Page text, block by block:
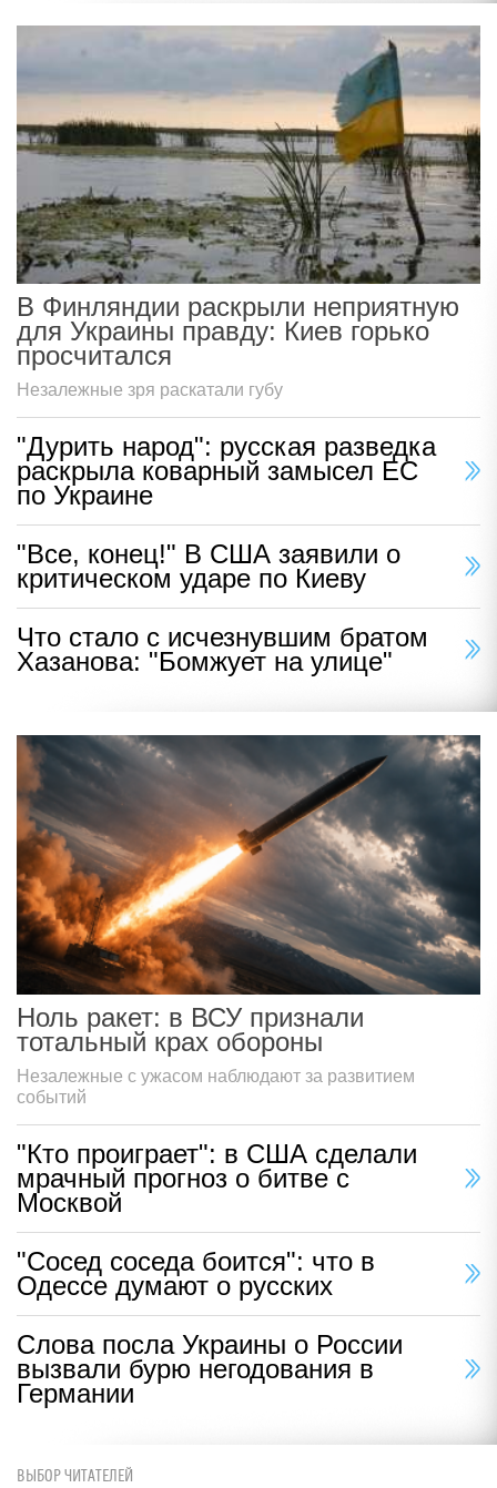
В Финляндии раскрыли неприятную
для Украины правду: Киев горько
просчитался
Незалежные зря раскатали губу
"Дурить народ": русская разведка
раскрыла коварный замысел ЕС
по Украине
"Все, конец!" В США заявили о
критическом ударе по Киеву
Что стало с исчезнувшим братом
Хазанова: "Бомжует на улице"
Ноль ракет: в ВСУ признали
тотальный крах обороны
Незалежные с ужасом наблюдают за развитием
событий
"Кто проиграет": в США сделали
мрачный прогноз о битве с
Москвой
"Сосед соседа боится": что в
Одессе думают о русских
Слова посла Украины о России
вызвали бурю негодования в
Германии
ВЫБОР ЧИТАТЕЛЕЙ